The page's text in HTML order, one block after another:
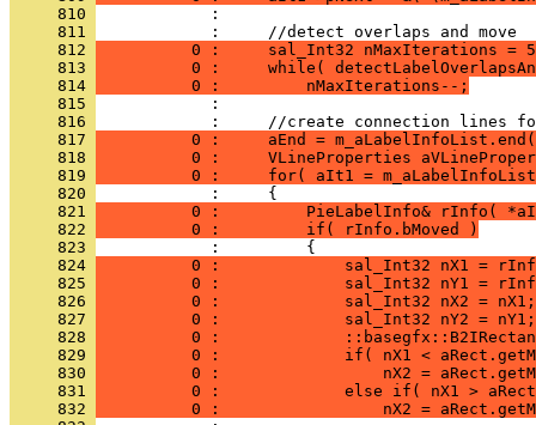
     810
     811
     812
0 :     sal_Int32 nMaxIterations =
     813
0 :     while(
     814
          0 :         nMaxIterations--;
     815
     816
     817
0 :     aEnd =
     818
0 :     VLineProperties
     819
0 :     for( aIt1 =
     820
     821
0 :         PieLabelInfo& rInfo(
     822
          0 :         if( rInfo.bMoved )
     823
     824
0 :             sal_Int32 nX1 =
     825
0 :             sal_Int32 nY1 =
     826
          0 :             sal_Int32 nX2 = nX1;
     827
          0 :             sal_Int32 nY2 = nY1;
     828
0 :
     829
0 :             if( nX1 <
     830
0 :                 nX2 =
     831
0 :             else if( nX1 >
     832
0 :                 nX2 =